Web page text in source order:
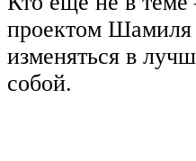
проектом Шамиля
изменяться в
собой.